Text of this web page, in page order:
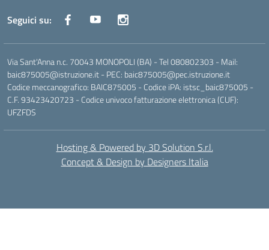
Seguici su:
Via Sant'Anna n.c. 70043 MONOPOLI (BA) - Tel 080802303 - Mail:
baic875005@istruzione.it - PEC: baic875005@pec.istruzione.it
Codice meccanografico: BAIC875005 - Codice iPA: istsc_baic875005 -
C.F. 93423420723 - Codice univoco fatturazione elettronica (CUF):
UFZFDS
Hosting & Powered by 3D Solution S.r.l.
Concept & Design by Designers Italia